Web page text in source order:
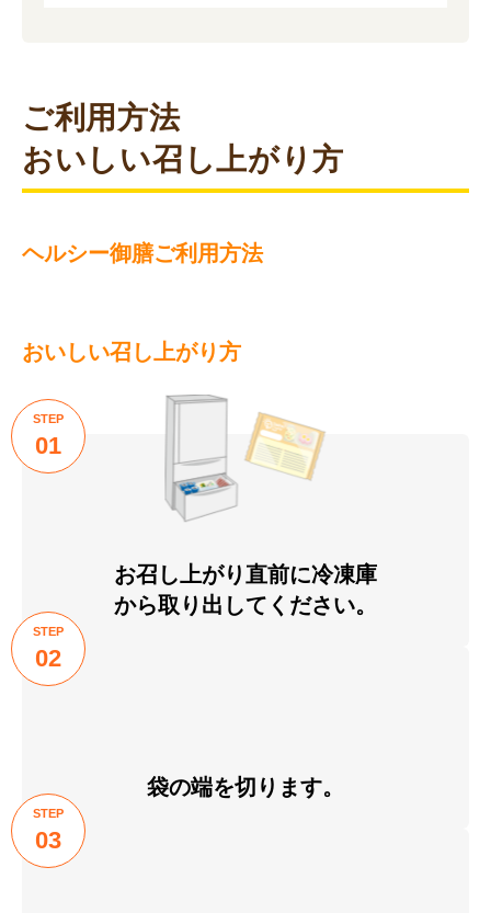
ご利用方法
おいしい召し上がり方
ヘルシー御膳ご利用方法
おいしい召し上がり方
STEP
01
お召し上がり直前に冷凍庫
から取り出してください。
STEP
02
袋の端を切ります。
STEP
03